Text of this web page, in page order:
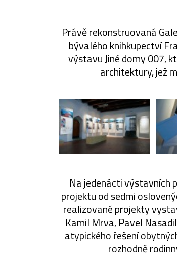
Právě rekonstruovaná
bývalého knihkupectví
výstavu Jiné domy 007,
architektury, jež
Na jedenácti výstavních
projektu od sedmi
realizované projekty
Kamil Mrva, Pavel
atypického řešení
rozhodně